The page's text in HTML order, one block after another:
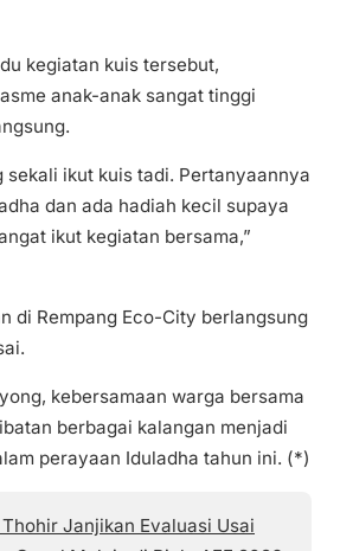
kegiatan kuis tersebut,
anak-anak sangat tinggi
sekali ikut kuis tadi. Pertanyaannya
dan ada hadiah kecil supaya
ikut kegiatan bersama,”
di Rempang Eco-City berlangsung
kebersamaan warga bersama
berbagai kalangan menjadi
perayaan Iduladha tahun ini. (*)
Janjikan Evaluasi Usai